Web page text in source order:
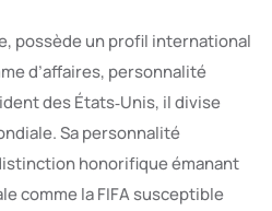
possède un profil international
d’affaires, personnalité
des États‑Unis, il divise
Sa personnalité
honorifique émanant
comme la FIFA susceptible